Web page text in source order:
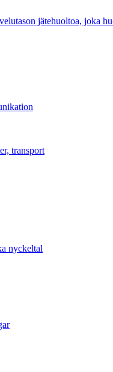
transport
nyckeltal